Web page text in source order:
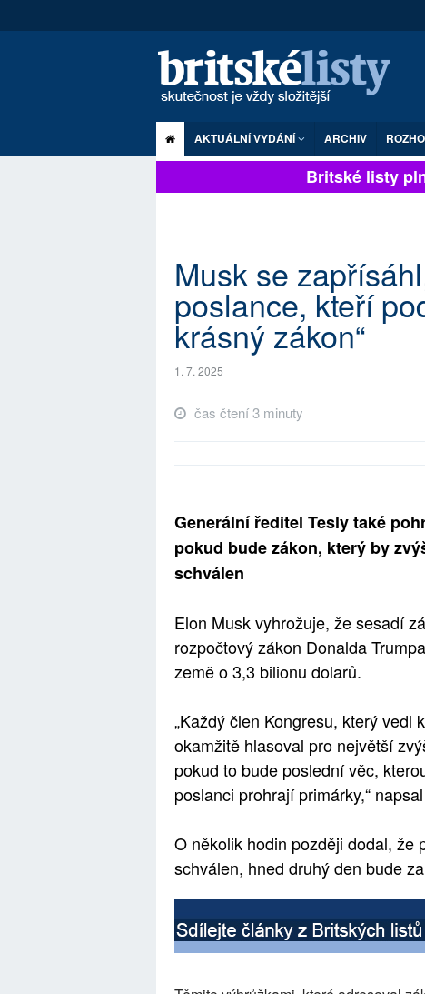
AKTUÁLNÍ VYDÁNÍ ARCHIV
Britské listy
Musk se
poslance, kteří
krásný zákon“
1. 7. 2025
čas čtení 3 minuty
Generální ředitel Tesly také
pokud bude zákon, který by
schválen
Elon Musk vyhrožuje, že sesadí
rozpočtový zákon Donalda
země o 3,3 bilionu dolarů.
„Každý člen Kongresu, který
okamžitě hlasoval pro největší
pokud to bude poslední věc,
poslanci prohrají primárky,“
O několik hodin později dodal, že
schválen, hned druhý den bude